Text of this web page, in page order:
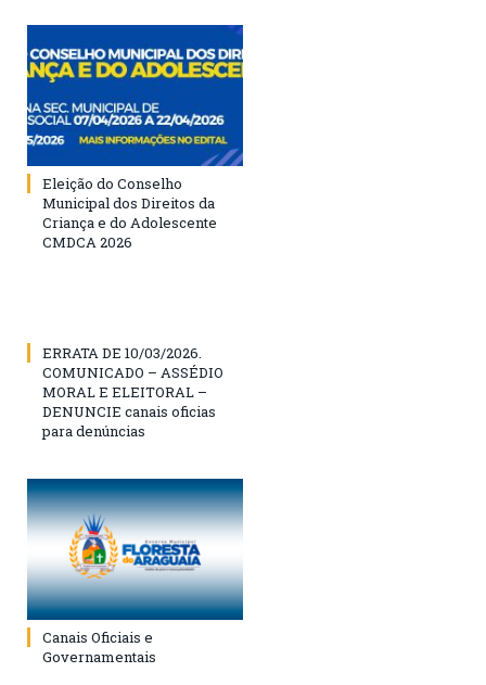
Eleição do Conselho
Municipal dos Direitos da
Criança e do Adolescente
CMDCA 2026
ERRATA DE 10/03/2026.
COMUNICADO – ASSÉDIO
MORAL E ELEITORAL –
DENUNCIE canais oficias
para denúncias
Canais Oficiais e
Governamentais